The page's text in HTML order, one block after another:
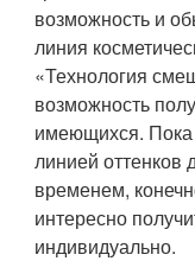
возможность и
линия
«Технология
возможность
имеющихся. Пока
линией оттенков
временем,
интересно
индивидуально.